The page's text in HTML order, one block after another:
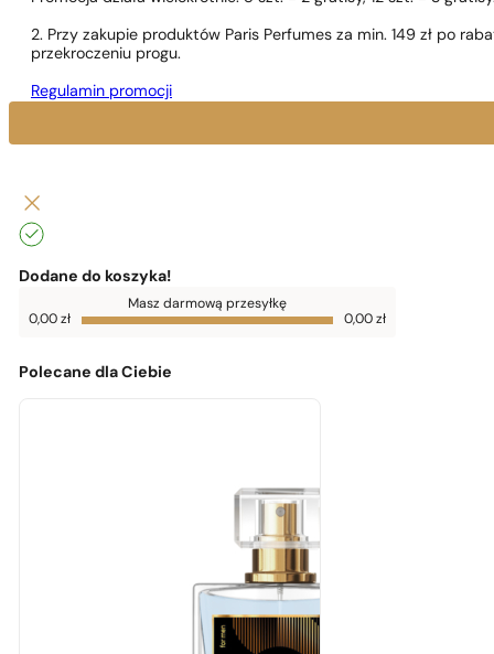
2. Przy zakupie produktów Paris Perfumes za min. 149 zł po
przekroczeniu progu.
Regulamin promocji
Dodane do koszyka!
Do
darmowej
0,00 zł
Masz darmową przesyłkę
0,00zł 0,00 zł
Polecane dla Ciebie